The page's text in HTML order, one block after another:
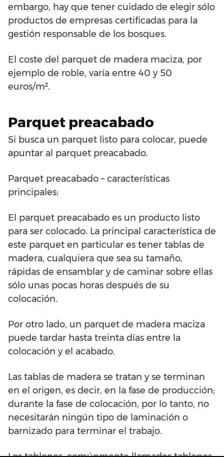
embargo, hay que tener cuidado de elegir sólo
productos de empresas certificadas para la
gestión responsable de los bosques.
El coste del parquet de madera maciza, por
ejemplo de roble, varía entre 40 y 50
euros/m².
Parquet preacabado
Si busca un parquet listo para colocar, puede
apuntar al parquet preacabado.
Parquet preacabado – características
principales:
El parquet preacabado es un producto listo
para ser colocado. La principal característica de
este parquet en particular es tener tablas de
madera, cualquiera que sea su tamaño,
rápidas de ensamblar y de caminar sobre ellas
sólo unas pocas horas después de su
colocación.
Por otro lado, un parquet de madera maciza
puede tardar hasta treinta días entre la
colocación y el acabado.
Las tablas de madera se tratan y se terminan
en el origen, es decir, en la fase de producción;
durante la fase de colocación, por lo tanto, no
necesitarán ningún tipo de laminación o
barnizado para terminar el trabajo.